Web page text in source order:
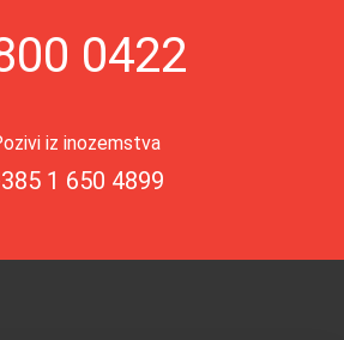
0422
iz inozemstva
1 650 4899